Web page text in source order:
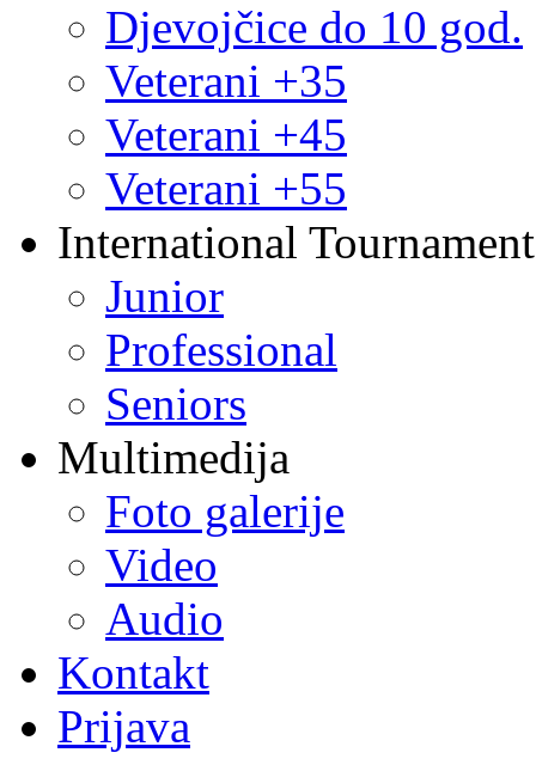
Djevojčice do 10 god.
Veterani +35
Veterani +45
Veterani +55
International
Junior
Professional
Seniors
Multimedija
Foto galerije
Video
Audio
Kontakt
Prijava